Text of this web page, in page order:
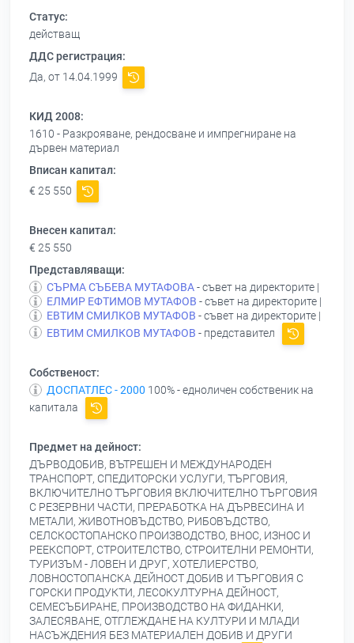
Статус:
действащ
ДДС регистрация:
Да, от 14.04.1999
КИД 2008:
1610 - Разкрояване, рендосване и импрегниране на
дървен материал
Вписан капитал:
€ 25 550
Внесен капитал:
€ 25 550
Представляващи:
СЪРМА СЪБЕВА МУТАФОВА- съвет на директорите |
ЕЛМИР ЕФТИМОВ МУТАФОВ - съвет на директорите |
ЕВТИМ СМИЛКОВ МУТАФОВ - съвет на директорите |
ЕВТИМ СМИЛКОВ МУТАФОВ - представител
Собственост:
ДОСПАТЛЕС - 2000 100% - едноличен собственик на
капитала
Предмет на дейност:
ДЪРВОДОБИВ, ВЪТРЕШЕН И МЕЖДУНАРОДЕН
ТРАНСПОРТ, СПЕДИТОРСКИ УСЛУГИ, ТЪРГОВИЯ,
ВКЛЮЧИТЕЛНО ТЪРГОВИЯ ВКЛЮЧИТЕЛНО ТЪРГОВИЯ
С РЕЗЕРВНИ ЧАСТИ, ПРЕРАБОТКА НА ДЪРВЕСИНА И
МЕТАЛИ, ЖИВОТНОВЪДСТВО, РИБОВЪДСТВО,
СЕЛСКОСТОПАНСКО ПРОИЗВОДСТВО, ВНОС, ИЗНОС И
РЕЕКСПОРТ, СТРОИТЕЛСТВО, СТРОИТЕЛНИ РЕМОНТИ,
ТУРИЗЪМ - ЛОВЕН И ДРУГ, ХОТЕЛИЕРСТВО,
ЛОВНОСТОПАНСКА ДЕЙНОСТ ДОБИВ И ТЪРГОВИЯ С
ГОРСКИ ПРОДУКТИ, ЛЕСОКУЛТУРНА ДЕЙНОСТ,
СЕМЕСЪБИРАНЕ, ПРОИЗВОДСТВО НА ФИДАНКИ,
ЗАЛЕСЯВАНЕ, ОТГЛЕЖДАНЕ НА КУЛТУРИ И МЛАДИ
НАСЪЖДЕНИЯ БЕЗ МАТЕРИАЛЕН ДОБИВ И ДРУГИ